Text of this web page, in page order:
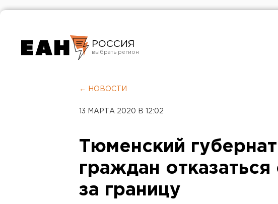
РОССИЯ
Челябинск
← НОВОСТИ
13 МАРТА 2020 В 12:02
Тюменский
граждан
за границу